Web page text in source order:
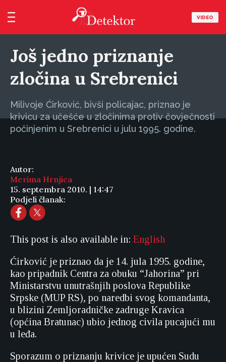
VIDEO
Još jedno priznanje
zločina u Srebrenici
Milivoje Ćirković, bivši policajac, priznao je
krivicu za učešće u zločinima protiv čovječnosti
počinjenim u Srebrenici u julu 1995. godine.
Autor:
Merima Hrnjica
15. septembra 2010. | 14:47
Podjeli članak:
This post is also available in: English
Ćirković je priznao da je 14. jula 1995. godine,
kao pripadnik Centra za obuku “Jahorina” pri
Ministarstvu unutrašnjih poslova Republike
Srpske (MUP RS), po naredbi svog komandanta,
u blizini Zemljoradničke zadruge Kravica
(općina Bratunac) ubio jednog civila pucajući mu
u leđa.
Sporazum o priznanju krivice je upućen Sudu